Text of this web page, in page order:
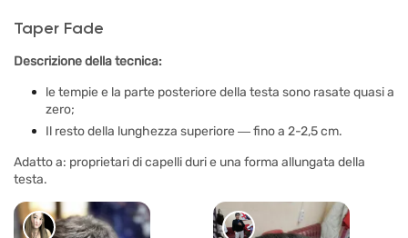
Taper Fade
Descrizione della tecnica:
le tempie e la parte posteriore della testa sono rasate quasi a
zero;
Il resto della lunghezza superiore ― fino a 2-2,5 cm.
Adatto a: proprietari di capelli duri e una forma allungata della
testa.